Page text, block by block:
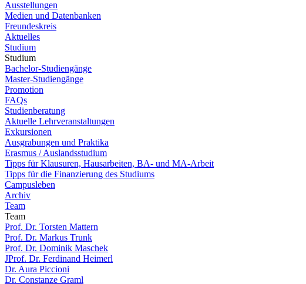
Ausstellungen
Medien und Datenbanken
Freundeskreis
Aktuelles
Studium
Studium
Bachelor-Studiengänge
Master-Studiengänge
Promotion
FAQs
Studienberatung
Aktuelle Lehrveranstaltungen
Exkursionen
Ausgrabungen und Praktika
Erasmus / Auslandsstudium
Tipps für Klausuren, Hausarbeiten, BA- und MA-Arbeit
Tipps für die Finanzierung des Studiums
Campusleben
Archiv
Team
Team
Prof. Dr. Torsten Mattern
Prof. Dr. Markus Trunk
Prof. Dr. Dominik Maschek
JProf. Dr. Ferdinand Heimerl
Dr. Aura Piccioni
Dr. Constanze Graml